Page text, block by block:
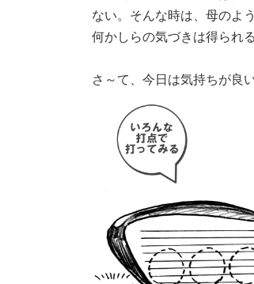
ない。そんな時は、母のよ
何かしらの気づきは得られる
さ～て、今日は気持ちが良